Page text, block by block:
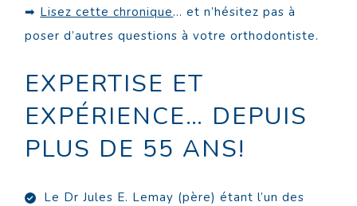
➡ Lisez cette chronique… et n’hésitez pas à
poser d’autres questions à votre orthodontiste.
EXPERTISE ET
EXPÉRIENCE… DEPUIS
PLUS DE 55 ANS!
Le Dr Jules E. Lemay (père) étant l’un des